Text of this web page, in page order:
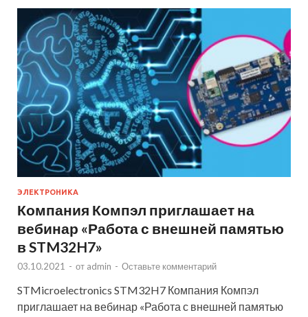
ЭЛЕКТРОНИКА
Компания Компэл приглашает на
вебинар «Работа с внешней памятью
в STM32H7»
03.10.2021 - от admin - Оставьте комментарий
STMicroelectronics STM32H7 Компания Компэл
приглашает на вебинар «Работа с внешней памятью